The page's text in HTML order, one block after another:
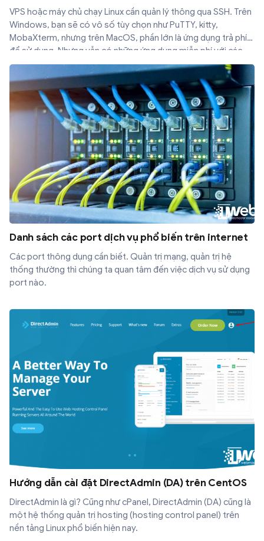
VPS hoặc máy chủ chạy Linux cần quản lý thông qua SSH. Trên
Windows, bạn sẽ có vô số tùy chọn như PuTTY, kitty,
MobaXterm, nhưng trên MacOS, phần lớn là ứng dụng trả phí
để sử dụng. Nhưng vẫn có những ứng dụng miễn phí với các
tính năng tuyệt vời đáp ứng nhu cầu của bạn. Dưới đây là top 5
SSH Client for Mac miễn phí nổi bật nhất.
Danh sách các port dịch vụ phổ biến trên internet
Các port thông dụng cần biết. Quản trị mạng, quản trị hệ
thống thường thì chúng ta quan tâm đến việc dịch vụ sử dụng
port nào.
Hướng dẫn cài đặt DirectAdmin (DA) trên CentOS
DirectAdmin là gì? Cũng như cPanel, DirectAdmin (DA) cũng là
một hệ thống quản trị hosting (hosting control panel) trên
nền tảng Linux phổ biến hiện nay.